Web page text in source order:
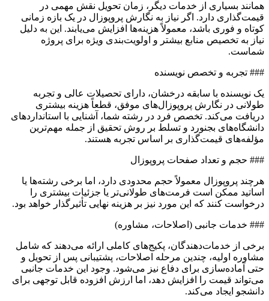
همانند بسیاری از خدمات دیگر، زمان تحویل نقش مهمی در
قیمت‌گذاری دارد. اگر نیاز به نگارش پروپوزال در یک بازه زمانی
کوتاه و فوری باشد، معمولاً هزینه‌ها افزایش می‌یابند. این به دلیل
نیاز به تخصیص منابع بیشتر و اولویت‌بندی ویژه برای پروژه
شماست.
### تجربه و تخصص نویسنده
یک نویسنده با سابقه درخشان، دارای تحصیلات عالی و تجربه
طولانی در نگارش پروپوزال‌های موفق، قطعاً هزینه بیشتری
دریافت می‌کند. تخصص فرد در رشته شما، آشنایی با استانداردهای
دانشگاه‌های بجنورد و تسلط بر روش تحقیق از جمله مهم‌ترین
مؤلفه‌های قیمت‌گذاری بر اساس تجربه هستند.
### حجم و تعداد صفحات پروپوزال
هرچند پروپوزال معمولاً حجم محدودی دارد، اما برخی رشته‌ها یا
اساتید ممکن است فرمت‌های طولانی‌تر یا جزئیات بیشتری را
درخواست کنند که این مورد نیز بر هزینه نهایی تأثیرگذار خواهد بود.
### خدمات جانبی (اصلاحات، مشاوره)
برخی از خدمات‌دهندگان، پکیج‌های کاملی ارائه می‌دهند که شامل
مشاوره اولیه، چندین مرحله اصلاحات، پشتیبانی پس از تحویل و
حتی آماده‌سازی برای دفاع نیز می‌شود. وجود این خدمات جانبی
می‌تواند قیمت را افزایش دهد، اما ارزش افزوده قابل توجهی برای
دانشجو ایجاد می‌کند.